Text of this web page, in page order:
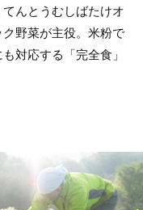
んとうむしばたけオ
野菜が主役。米粉で
対応する「完全食」